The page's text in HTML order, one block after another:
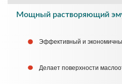
Мощный растворяющий
Эффективный и
Делает поверхности